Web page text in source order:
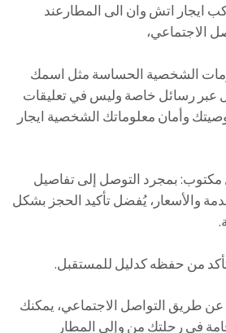
هيونداي 7 راكب ايجار اتش وان الى المطارعند
الاجتماعي،
الشخصية الحساسة مثل اسمك
عبر رسائل خاصة وليس في تعليقات
وأمان معلوماتك الشخصية ايجار
مكتوب: بمجرد التوصل إلى تفاصيل
والأسعار، يُفضل تأكيد الحجز بشكل
من حفظه كدليل للمستقبل.
عن طريق التواصل الاجتماعي، يمكنك
في رحلتك من وإلى المطار